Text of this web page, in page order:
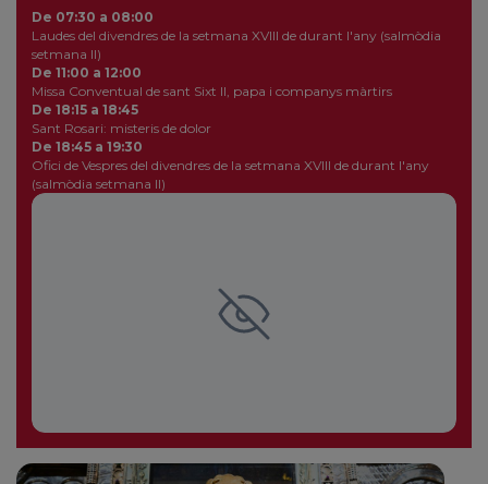
De 07:30 a 08:00
Laudes del divendres de la setmana XVIII de durant l'any (salmòdia
setmana II)
De 11:00 a 12:00
Missa Conventual de sant Sixt II, papa i companys màrtirs
De 18:15 a 18:45
Sant Rosari: misteris de dolor
De 18:45 a 19:30
Ofici de Vespres del divendres de la setmana XVIII de durant l'any
(salmòdia setmana II)